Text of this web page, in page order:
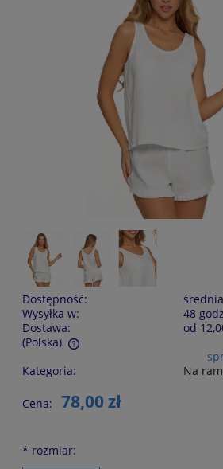
Dostępność:
Wysyłka w:
48
Dostawa:
od
(Polska)
Cena nie zawiera ewentualnych
Kategoria:
Na
Cena: 78,00 zł
* rozmiar: